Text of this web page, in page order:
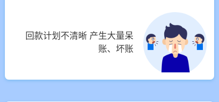
回款计划不清晰 产生大量呆
账、坏账